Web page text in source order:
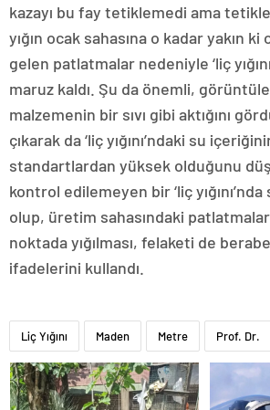
kazayı bu fay tetiklemedi ama
yığın ocak sahasına o kadar yakın
gelen patlatmalar nedeniyle ‘liç
maruz kaldı. Şu da önemli,
malzemenin bir sıvı gibi aktığını
çıkarak da ‘liç yığını’ndaki su
standartlardan yüksek olduğunu
kontrol edilemeyen bir ‘liç
olup, üretim sahasındaki
noktada yığılması, felaketi de
ifadelerini kullandı.
Liç Yığını Maden Metre Prof. Dr.